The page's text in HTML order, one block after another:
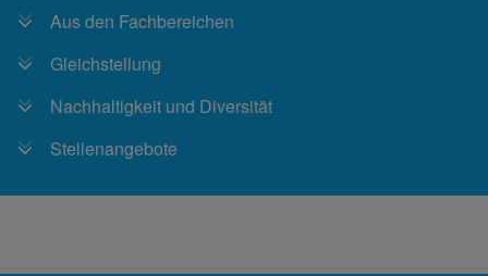
Aus den Fachbereichen
Gleichstellung
Nachhaltigkeit und Diversität
Stellenangebote